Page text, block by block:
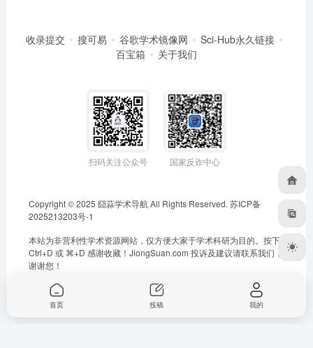
收录提交 搜可易 谷歌学术镜像网
Sci-Hub永久链接
百宝箱
关于我们
扫码关注公众号 国家反诈中心
Copyright © 2025 囧蒜学术导航All Rights Reserved. 苏ICP备
2025213203号-1
本站为非营利性学术资源网站，仅方便大家于学术科研为目的。按下
Ctrl+D 或 ⌘+D 感谢收藏！ JiongSuan.com 投诉及建议请联系我们，
谢谢您！
首页 投稿 我的